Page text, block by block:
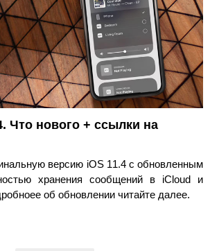
Что нового + ссылки на
версию iOS 11.4 с обновленным
хранения сообщений в iCloud и
об обновлении читайте далее.